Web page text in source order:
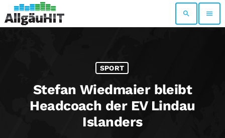
search menu
SPORT
Stefan Wiedmaier bleibt
Headcoach der EV Lindau
Islanders